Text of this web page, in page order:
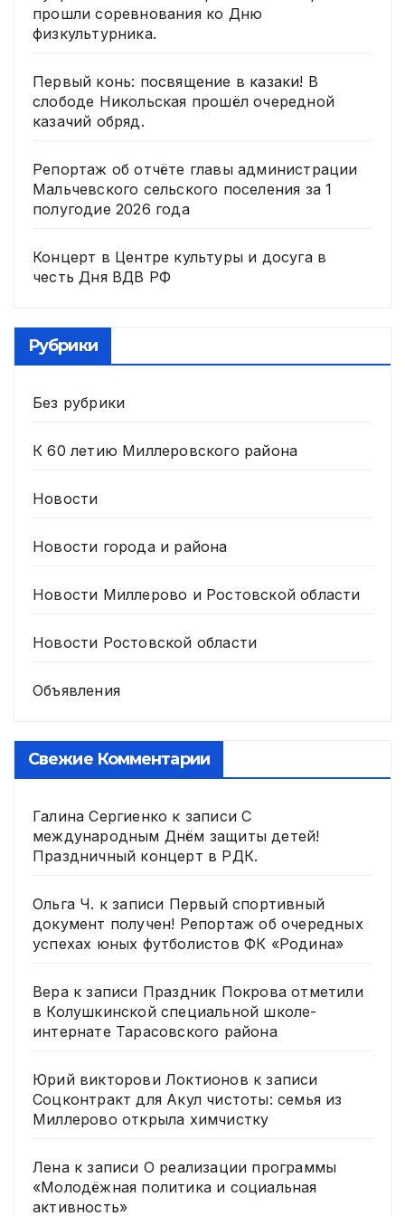
прошли соревнования ко Дню
физкультурника.
Первый конь: посвящение в казаки! В
слободе Никольская прошёл очередной
казачий обряд.
Репортаж об отчёте главы администрации
Мальчевского сельского поселения за 1
полугодие 2026 года
Концерт в Центре культуры и досуга в
честь Дня ВДВ РФ
Рубрики
Без рубрики
К 60 летию Миллеровского района
Новости
Новости города и района
Новости Миллерово и Ростовской области
Новости Ростовской области
Объявления
Свежие Комментарии
Галина Сергиенко к записиС
международным Днём защиты детей!
Праздничный концерт в РДК.
Ольга Ч. к записи Первый спортивный
документ получен! Репортаж об очередных
успехах юных футболистов ФК «Родина»
Верак записи Праздник Покрова отметили
в Колушкинской специальной школе-
интернате Тарасовского района
Юрий викторови Локтионов к записи
Соцконтракт для Акул чистоты: семья из
Миллерово открыла химчистку
Ленак записи О реализации программы
«Молодёжная политика и социальная
активность»